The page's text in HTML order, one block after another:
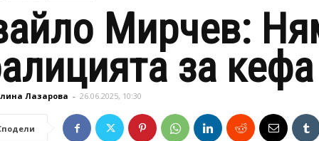
Мирчев:
за
Лазарова - 26.06.2025, 10:30